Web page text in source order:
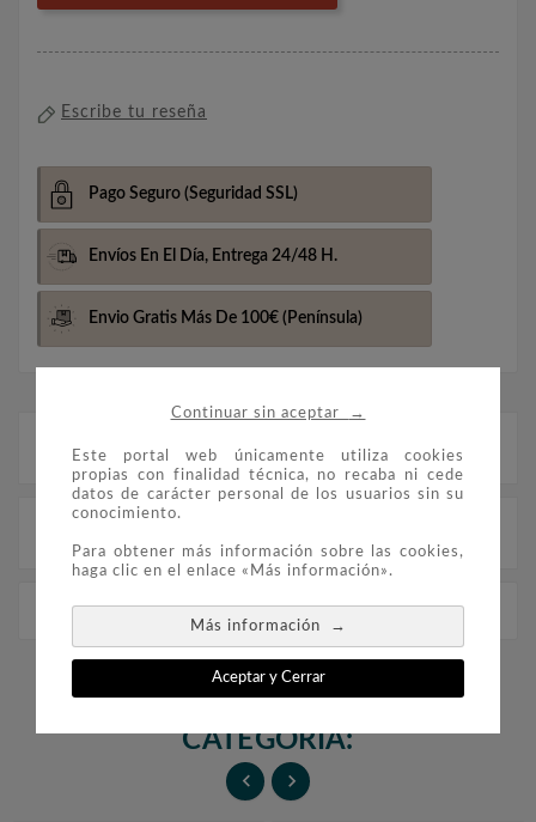
Continuar sin aceptar →
Este portal web únicamente utiliza cookies
propias con finalidad técnica, no recaba ni cede
datos de carácter personal de los usuarios sin su
conocimiento.
Para obtener más información sobre las cookies,
haga clic en el enlace «Más información».
Más información →
Aceptar y Cerrar
Escribe tu reseña
Pago Seguro (Seguridad SSL)
Envíos En El Día, Entrega 24/48 H.
Envio Gratis Más De 100€ (Península)
Descripción
Holanda Orange 025 sellos
16 PRODUCTOS EN LA MISMA
CATEGORÍA:
 